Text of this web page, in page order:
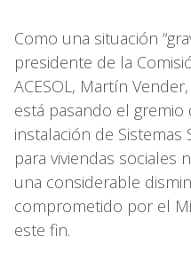
Como una situación
presidente de la
ACESOL, Martín
está pasando el gremio
instalación de Sistemas
para viviendas sociales
una considerable
comprometido por el
este fin.